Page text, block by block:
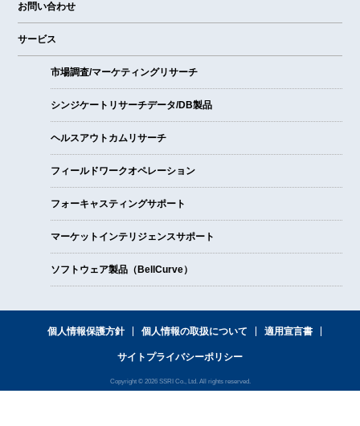
お問い合わせ
サービス
市場調査/マーケティングリサーチ
シンジケートリサーチデータ/DB製品
ヘルスアウトカムリサーチ
フィールドワークオペレーション
フォーキャスティングサポート
マーケットインテリジェンスサポート
ソフトウェア製品（BellCurve）
個人情報保護方針 個人情報の取扱について 適用宣言書
サイトプライバシーポリシー
Copyright © 2026 SSRI Co., Ltd. All rights reserved.